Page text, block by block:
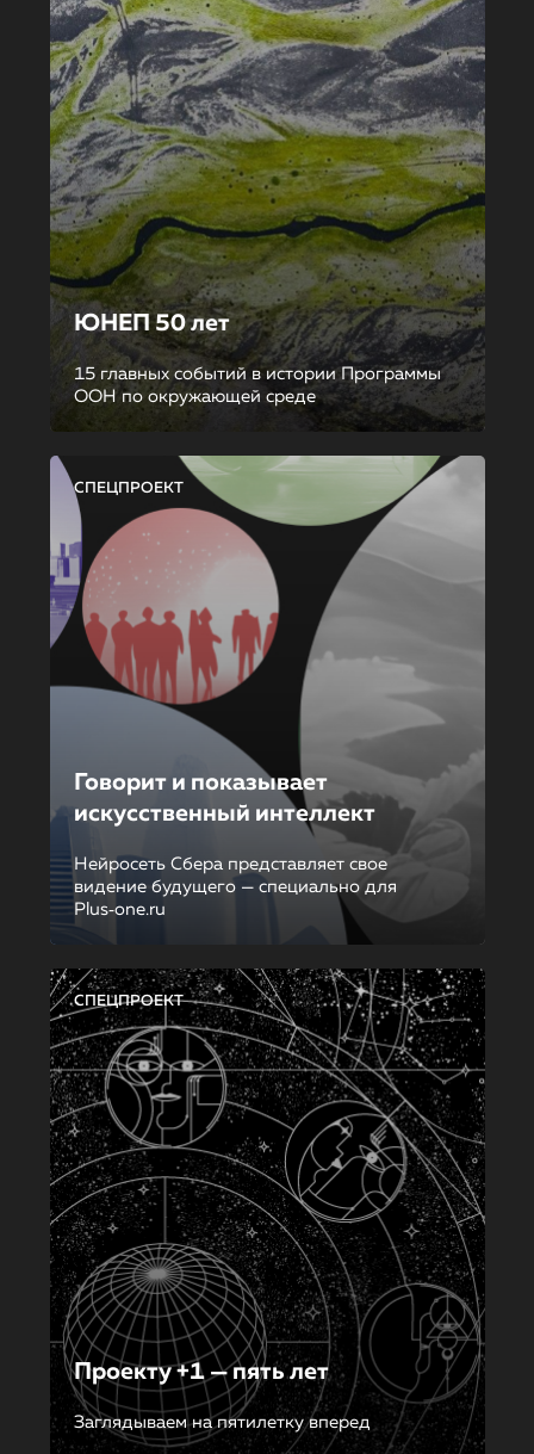
ЮНЕП 50 лет
15 главных событий в истории Программы
ООН по окружающей среде
СПЕЦПРОЕКТ
Говорит и показывает
искусственный интеллект
Нейросеть Сбера представляет свое
видение будущего — специально для
Plus‑one.ru
СПЕЦПРОЕКТ
Проекту +1 — пять лет
Заглядываем на пятилетку вперед